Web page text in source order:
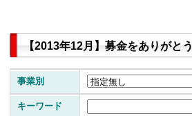
【2013年12月】募金をありがとう
事業別
キーワード